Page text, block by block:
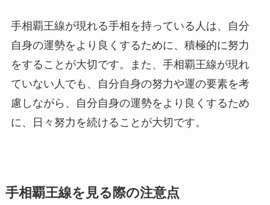
手相覇王線が現れる手相を持っている人は、自分
自身の運勢をより良くするために、積極的に努力
をすることが大切です。また、手相覇王線が現れ
ていない人でも、自分自身の努力や運の要素を考
慮しながら、自分自身の運勢をより良くするため
に、日々努力を続けることが大切です。
手相覇王線を見る際の注意点